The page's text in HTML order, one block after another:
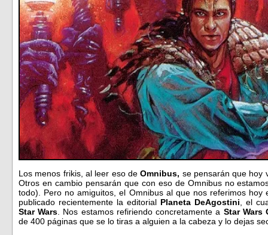
Los menos frikis, al leer eso deOmnibus, se pensarán que hoy
Otros en cambio pensarán que con eso de Omnibus no
todo). Pero no amiguitos, el Omnibus al que nos referimos
publicado recientemente la editorial Planeta DeAgostini , el
Star Wars . Nos estamos refiriendo concretamente a Star Wars
de 400 páginas que se lo tiras a alguien a la cabeza y lo dejas